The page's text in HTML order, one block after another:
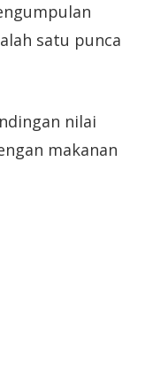
satu punca
nilai
makanan